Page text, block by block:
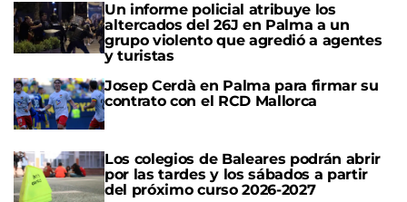
Un informe policial atribuye los
altercados del 26J en Palma a un
grupo violento que agredió a agentes
y turistas
Josep Cerdà en Palma para firmar su
contrato con el RCD Mallorca
Los colegios de Baleares podrán abrir
por las tardes y los sábados a partir
del próximo curso 2026-2027